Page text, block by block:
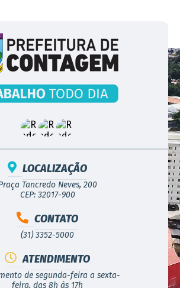
LOCALIZAÇÃO
Tancredo Neves, 200
CEP: 32017-900
CONTATO
(31) 3352-5000
ATENDIMENTO
de segunda-feira a sexta-
feira, das 8h às 17h